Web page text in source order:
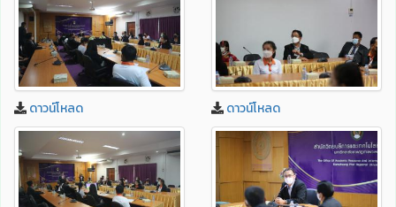
ดาวน์โหลด ดาวน์โหลด